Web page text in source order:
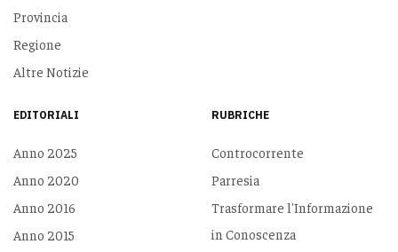
Provincia
Regione
Altre Notizie
EDITORIALI
Anno 2025
Anno 2020
Anno 2016
Anno 2015
RUBRICHE
Controcorrente
Parresia
Trasformare l'Informazione
in Conoscenza